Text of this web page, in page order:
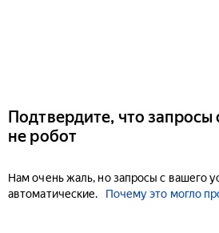
Подтвердите, что запросы
не робот
Нам очень жаль, но запросы с вашего
автоматические.
Почему это могло